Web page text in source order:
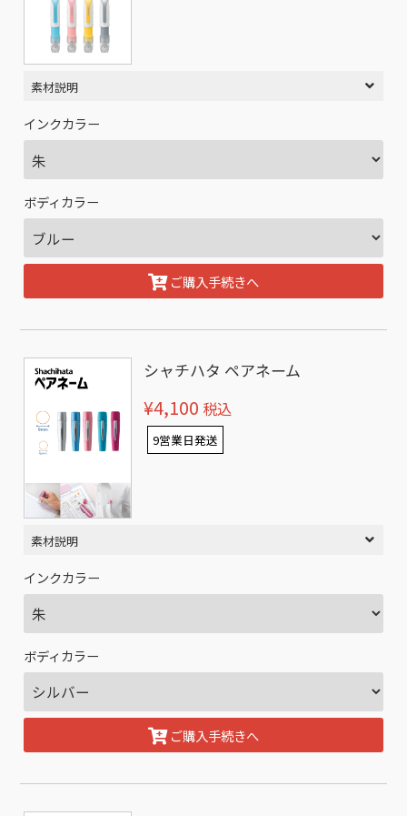
素材説明
インクカラー
ボディカラー
ご購入手続きへ
シャチハタ ペアネーム
¥4,100 税込
9営業日発送
素材説明
インクカラー
ボディカラー
ご購入手続きへ